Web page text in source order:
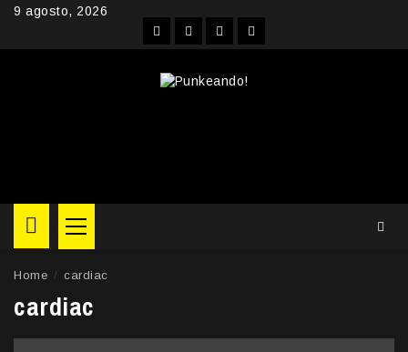
Skip9 agosto, 2026
FacebookInstagram
YouTubeTwitter
Primary
Menu
Home cardiac
cardiac